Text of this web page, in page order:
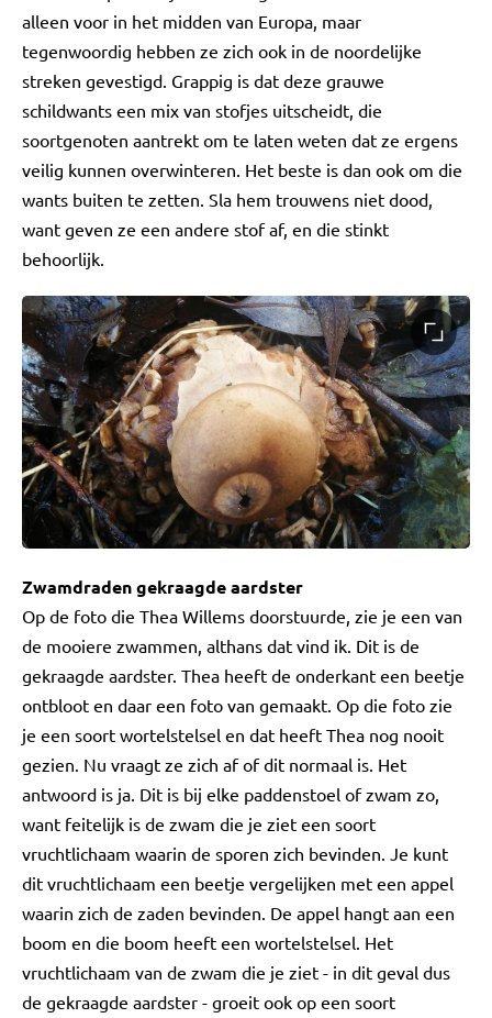
alleen voor in het midden van Europa, maar
tegenwoordig hebben ze zich ook in de noordelijke
streken gevestigd. Grappig is dat deze grauwe
schildwants een mix van stofjes uitscheidt, die
soortgenoten aantrekt om te laten weten dat ze ergens
veilig kunnen overwinteren. Het beste is dan ook om die
wants buiten te zetten. Sla hem trouwens niet dood,
want geven ze een andere stof af, en die stinkt
behoorlijk.
Zwamdraden gekraagde aardster
Op de foto die Thea Willems doorstuurde, zie je een van
de mooiere zwammen, althans dat vind ik. Dit is de
gekraagde aardster. Thea heeft de onderkant een beetje
ontbloot en daar een foto van gemaakt. Op die foto zie
je een soort wortelstelsel en dat heeft Thea nog nooit
gezien. Nu vraagt ze zich af of dit normaal is. Het
antwoord is ja. Dit is bij elke paddenstoel of zwam zo,
want feitelijk is de zwam die je ziet een soort
vruchtlichaam waarin de sporen zich bevinden. Je kunt
dit vruchtlichaam een beetje vergelijken met een appel
waarin zich de zaden bevinden. De appel hangt aan een
boom en die boom heeft een wortelstelsel. Het
vruchtlichaam van de zwam die je ziet - in dit geval dus
de gekraagde aardster - groeit ook op een soort